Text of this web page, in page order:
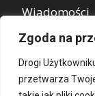
Zgoda na
Drogi
przetwarza
Wiadomości
REKLAMA